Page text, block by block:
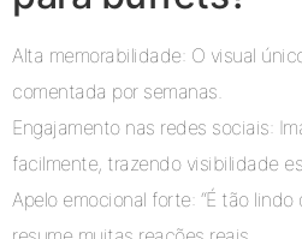
Alta memorabilidade: O visual
comentada por semanas.
Engajamento nas redes sociais:
facilmente, trazendo visibilidade
Apelo emocional forte: “É tão